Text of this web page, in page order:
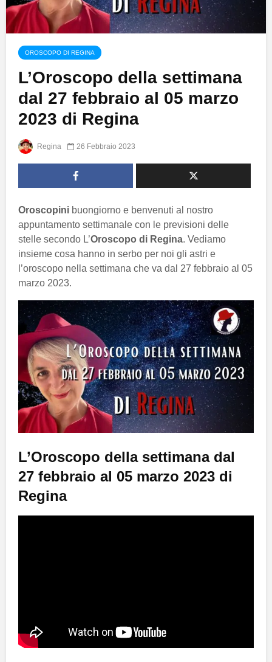
OROSCOPO DI REGINA
L’Oroscopo della settimana
dal 27 febbraio al 05 marzo
2023 di Regina
Regina 26 Febbraio 2023
Oroscopini buongiorno e benvenuti al nostro
appuntamento settimanale con le previsioni delle
stelle secondo L’Oroscopo di Regina. Vediamo
insieme cosa hanno in serbo per noi gli astri e
l’oroscopo nella settimana che va dal 27 febbraio al 05
marzo 2023.
L’Oroscopo della settimana dal
27 febbraio al 05 marzo 2023 di
Regina